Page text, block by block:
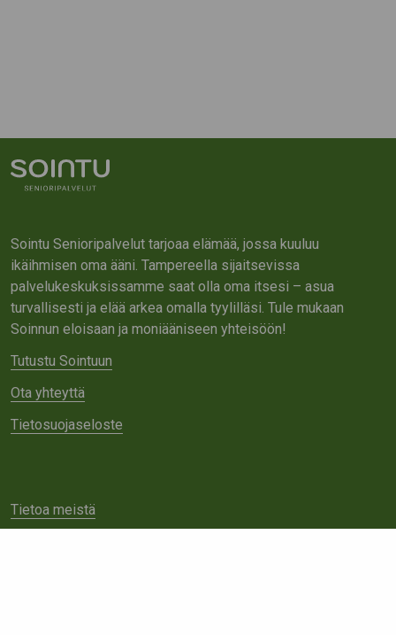
Sointu Senioripalvelut tarjoaa elämää, jossa kuuluu
ikäihmisen oma ääni. Tampereella sijaitsevissa
palvelukeskuksissamme saat olla oma itsesi – asua
turvallisesti ja elää arkea omalla tyylilläsi. Tule mukaan
Soinnun eloisaan ja moniääniseen yhteisöön!
Tutustu Sointuun
Ota yhteyttä
Tietosuojaseloste
Tietoa meistä